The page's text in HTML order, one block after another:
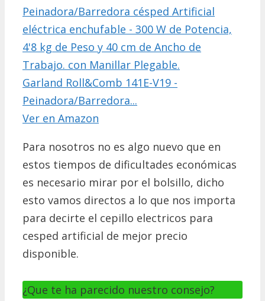
Garland Roll&Comb 141E-V19 -
Peinadora/Barredora...
Ver en Amazon
Para nosotros no es algo nuevo que en
estos tiempos de dificultades económicas
es necesario mirar por el bolsillo, dicho
esto vamos directos a lo que nos importa
para decirte el cepillo electricos para
cesped artificial de mejor precio
disponible.
¿Que te ha parecido nuestro consejo?